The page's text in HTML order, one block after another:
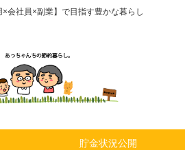
×会社員×副業】で目指す豊かな暮らし
貯金状況公開